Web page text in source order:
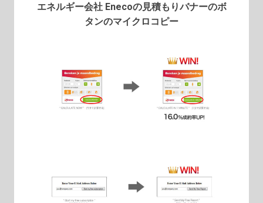
エネルギー会社 Enecoの見積もりバナーのボ
タンのマイクロコピー